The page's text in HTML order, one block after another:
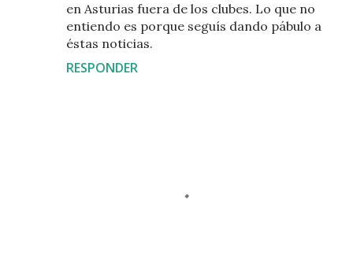
en Asturias fuera de los clubes. Lo que no
entiendo es porque seguís dando pábulo a
éstas noticias.
RESPONDER